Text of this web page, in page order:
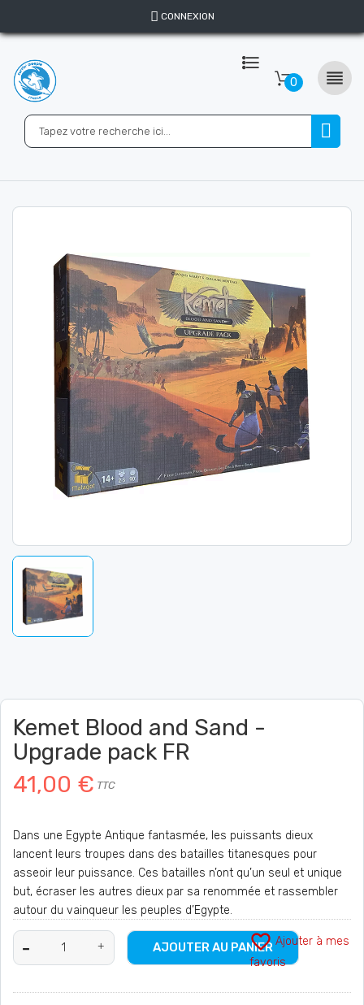
CONNEXION
0 
Kemet Blood and Sand -
Upgrade pack FR
41,00 € TTC
Dans une Egypte Antique fantasmée, les puissants dieux
lancent leurs troupes dans des batailles titanesques pour
asseoir leur puissance. Ces batailles n’ont qu’un seul et unique
but, écraser les autres dieux par sa renommée et rassembler
autour du vainqueur les peuples d’Egypte.
AJOUTER AU PANIER
favorite_border Ajouter à mes
favoris